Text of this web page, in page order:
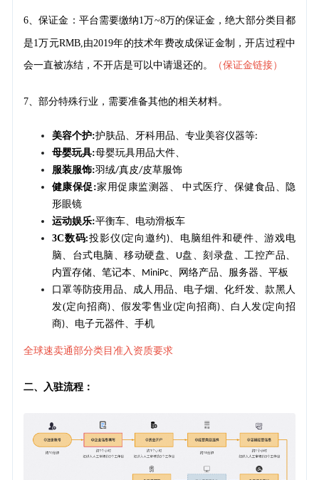
6、保证金 ： 平台需要缴纳1万~8万的保证金，绝大部分类目都
是1万元RMB,由2019年的技术年费改成保证金制，开店过程中
会一直被冻结，不开店是可以中请退还的。 （保证金链接）
7、部分特殊行业，需要准备其他的相关材料。
美容个护:护肤品、牙科用品、专业美容仪器等:
母婴玩具:母婴玩具用品大件、
服装服饰:羽绒/真皮/皮草服饰
健康保促 :家用促康监测器、 中式医疗、保健食品、隐
形眼镜
运动娱乐:平衡车、电动滑板车
3C数码:投影仪 (定向邀约 )、电脑组件和硬件、游戏电
脑、台式电脑、移动硬盘、 U盘、刻录盘、工控产品、
内置存储、笔记本、 MiniPc、网络产品、服务器、平板
口罩等防疫用品、成人用品、电子烟、化纤发、款黑人
发(定向招商)、假发零售业 (定向招商)、白人发(定向招
商)、电子元器件、手机
全球速卖通部分类目准入资质要求
二、入驻流程：